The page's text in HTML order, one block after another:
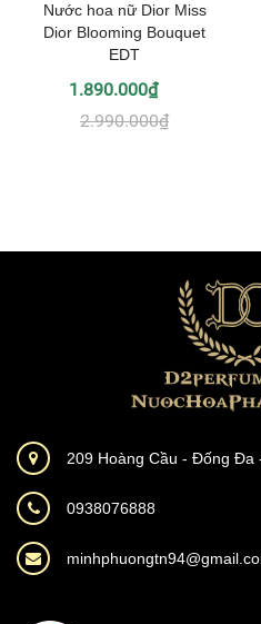
Nước hoa nữ Dior Miss
Dior Blooming Bouquet
EDT
1.890.000₫
2.990.000₫
209 Hoàng Cầu - Đống Đa
0938076888